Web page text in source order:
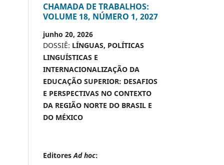
CHAMADA DE TRABALHOS:
VOLUME 18, NÚMERO 1, 2027
junho 20, 2026
DOSSIÊ: LÍNGUAS, POLÍTICAS
LINGUÍSTICAS E
INTERNACIONALIZAÇÃO DA
EDUCAÇÃO SUPERIOR: DESAFIOS
E PERSPECTIVAS NO CONTEXTO
DA REGIÃO NORTE DO BRASIL E
DO MÉXICO
EditoresAd hoc: